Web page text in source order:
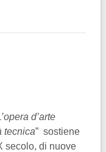
d’arte
tecnica” sostiene
secolo, di nuove